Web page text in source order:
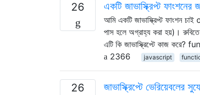
26 একটি জাভাস্ক্রিপ্ট ফাংশনের
আমি একটি জাভাস্ক্রিপ্ট ফাংশন
পাস হলে অগ্রাহ্য করা হয়)।
এটি কি জাভাস্ক্রিপ্টে কাজ
2366
javascript
26 জাভাস্ক্রিপ্টে ভেরিয়েবলের